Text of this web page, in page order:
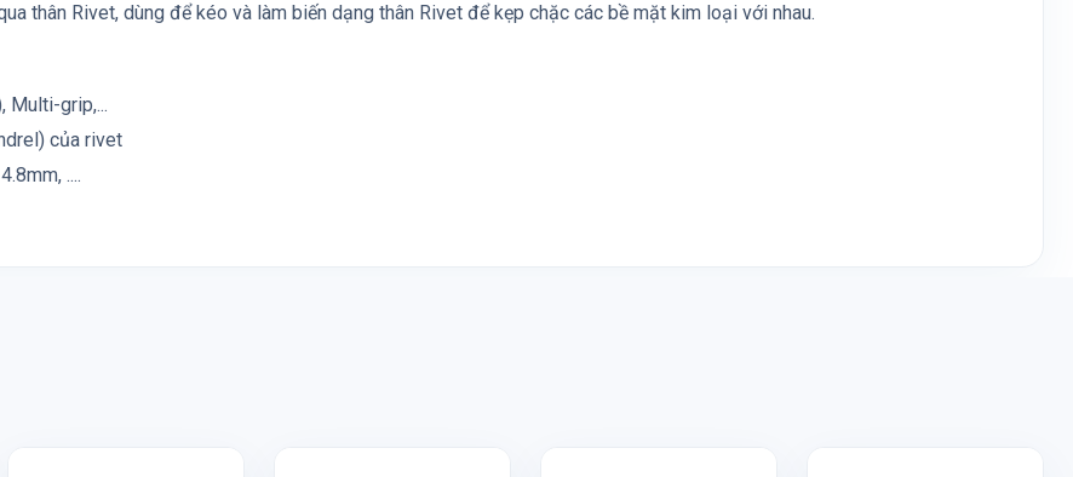
thân Rivet, dùng để kéo và làm biến dạng thân Rivet để kẹp chặc các bề mặt kim loại với nhau.
Multi-grip,...
của rivet
....